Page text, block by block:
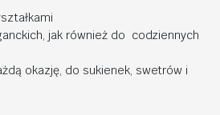
jak również do codziennych
okazję, do sukienek, swetrów i